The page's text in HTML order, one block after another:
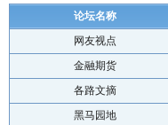
论坛名称
网友视点
金融期货
各路文摘
黑马园地